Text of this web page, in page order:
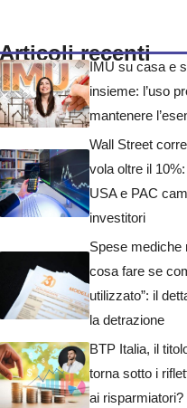
Articoli recenti
IMU su casa e
insieme: l’uso
mantenere
Wall Street
vola oltre il
USA e PAC
investitori
Spese mediche
cosa fare se
utilizzato”: il
la detrazione
BTP Italia, il
torna sotto i
ai risparmiatori?